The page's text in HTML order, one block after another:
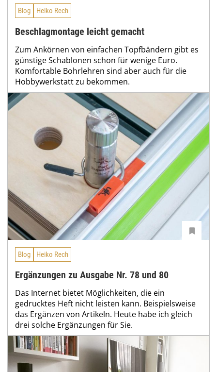
Blog Heiko Rech
Beschlagmontage leicht gemacht
Zum Ankörnen von einfachen Topfbändern gibt es
günstige Schablonen schon für wenige Euro.
Komfortable Bohrlehren sind aber auch für die
Hobbywerkstatt zu bekommen.
Blog Heiko Rech
Ergänzungen zu Ausgabe Nr. 78 und 80
Das Internet bietet Möglichkeiten, die ein
gedrucktes Heft nicht leisten kann. Beispielsweise
das Ergänzen von Artikeln. Heute habe ich gleich
drei solche Ergänzungen für Sie.